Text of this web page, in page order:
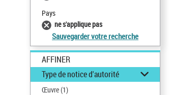
Pays
ne s'applique pas
Sauvegarder votre recherche
AFFINER
Type de notice d'autorité
Œuvre(1)